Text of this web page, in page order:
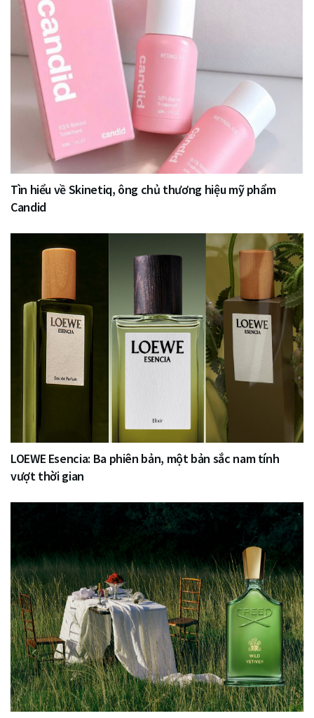
Tìn hiểu về Skinetiq, ông chủ thương hiệu mỹ phẩm
Candid
LOEWE Esencia: Ba phiên bản, một bản sắc nam tính
vượt thời gian